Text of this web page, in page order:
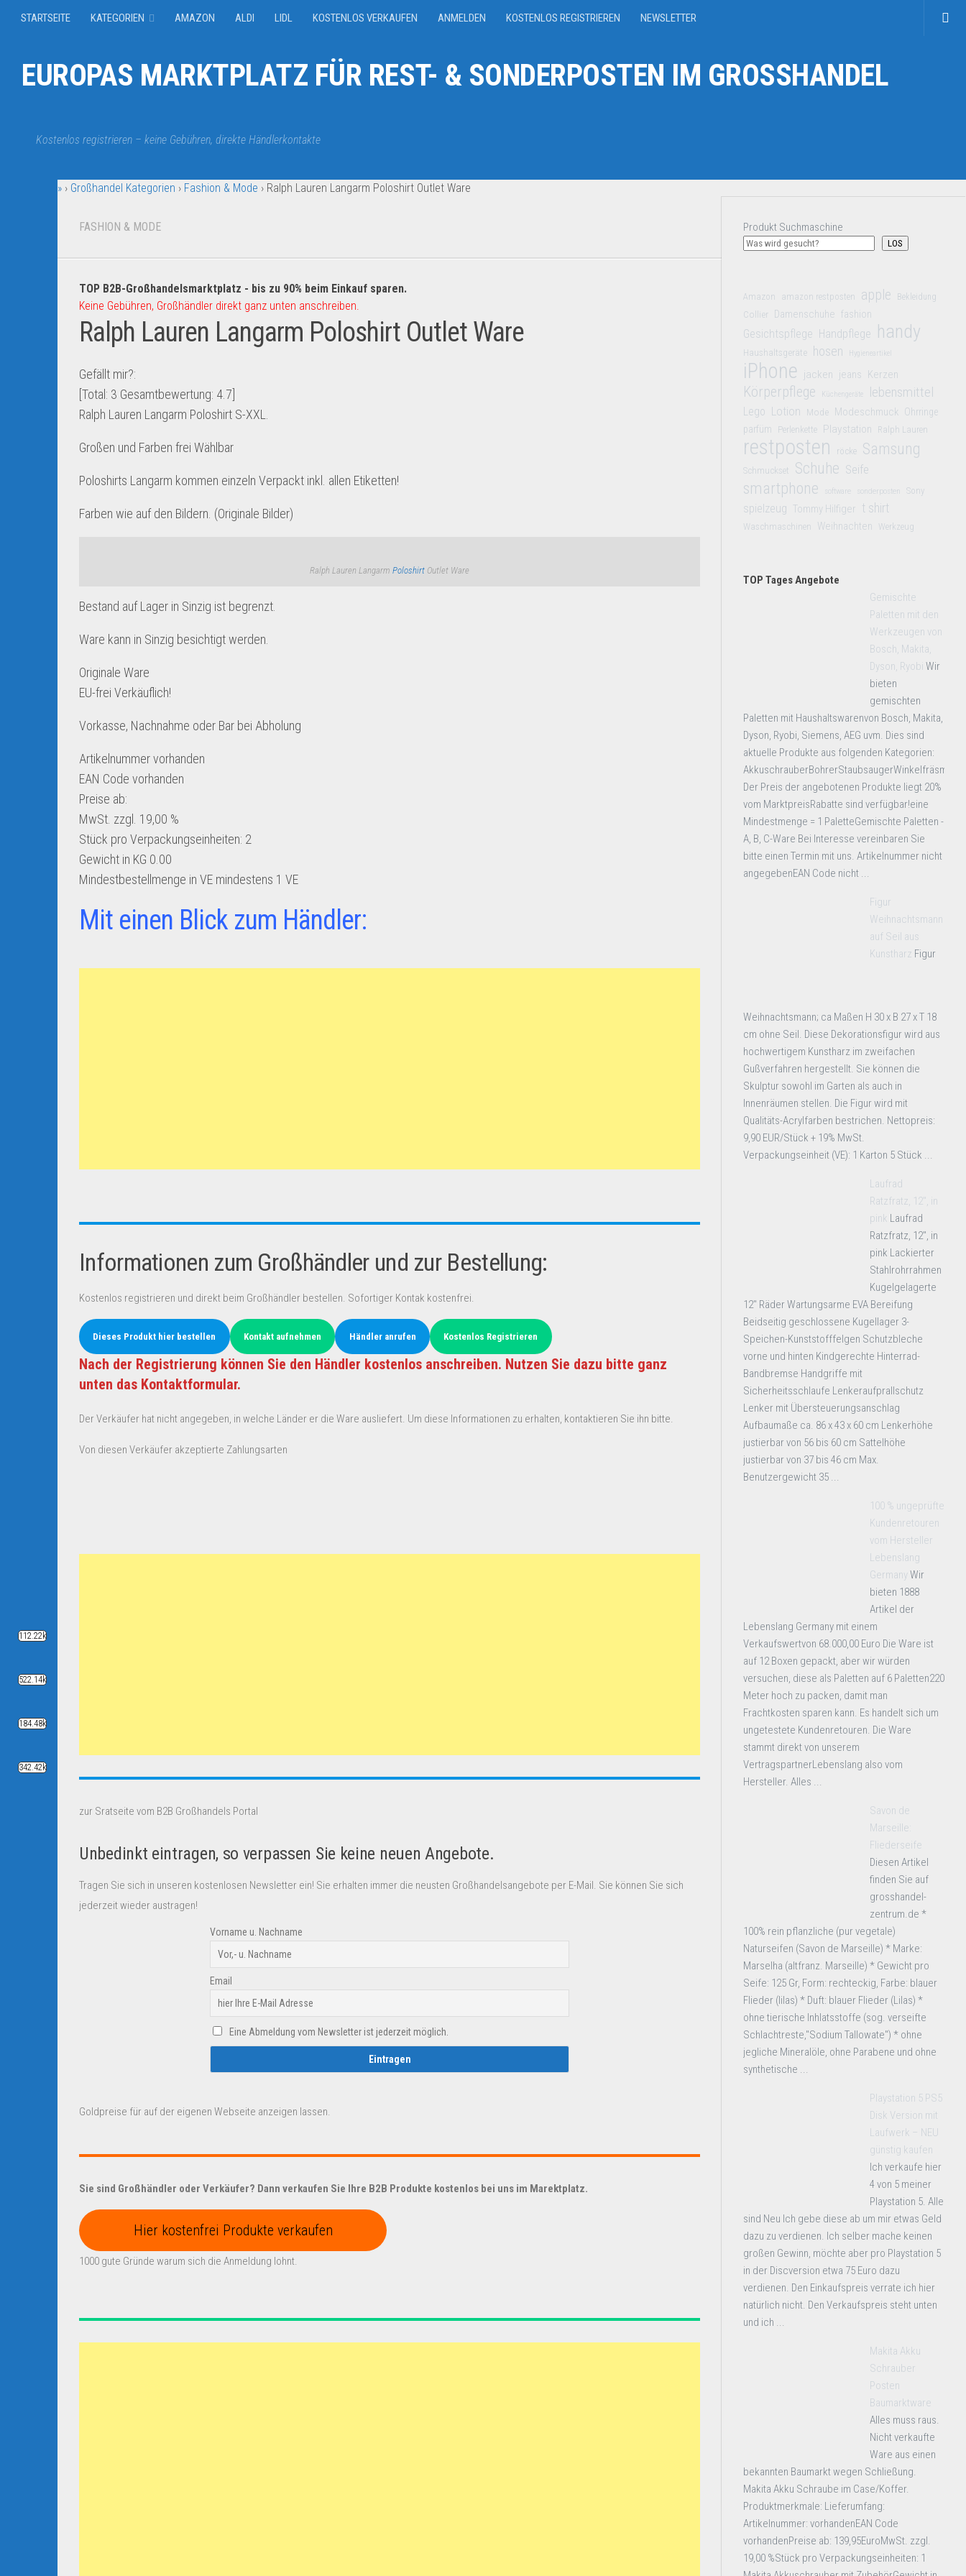
STARTSEITE KATEGORIEN AMAZON ALDI LIDL KOSTENLOS VERKAUFEN ANMELDEN KOSTENLOS REGISTRIEREN NEWSLETTER
EUROPAS MARKTPLATZ FÜR REST- & SONDERPOSTEN IM GROSSHANDEL
Kostenlos registrieren – keine Gebühren, direkte Händlerkontakte
» › Großhandel Kategorien › Fashion & Mode › Ralph Lauren Langarm Poloshirt Outlet Ware
FASHION & MODE
TOP B2B-Großhandelsmarktplatz - bis zu 90% beim Einkauf sparen.
Keine Gebühren, Großhändler direkt ganz unten anschreiben.
Ralph Lauren Langarm Poloshirt Outlet Ware
Gefällt mir?:
[Total: 3 Gesamtbewertung: 4.7
Ralph Lauren Langarm Poloshirt S-XXL.
Großen und Farben frei Wählbar
Poloshirts Langarm kommen einzeln Verpackt inkl. allen Etiketten!
Farben wie auf den Bildern. (Originale Bilder)
Ralph Lauren Langarm Poloshirt Outlet Ware
Bestand auf Lager in Sinzig ist begrenzt.
Ware kann in Sinzig besichtigt werden.
Originale Ware
EU-frei Verkäuflich!
Vorkasse, Nachnahme oder Bar bei Abholung
Artikelnummervorhanden
EAN Code vorhanden
Preise ab:
MwSt. zzgl. 19,00 %
Stück pro Verpackungseinheiten: 2
Gewicht in KG 0.00
Mindestbestellmenge in VE mindestens 1 VE
Mit einen Blick zum Händler:
Informationen zum Großhändler und zur Bestellung:
Kostenlos registrieren und direkt beim Großhändler bestellen. Sofortiger Kontak kostenfrei.
Dieses Produkt hier bestellen Kontakt aufnehmen Händler anrufen Kostenlos Registrieren
Nach der Registrierung können Sie den Händler kostenlos anschreiben. Nutzen Sie dazu bitte ganz
unten das Kontaktformular.
Der Verkäufer hat nicht angegeben, in welche Länder er die Ware ausliefert. Um diese Informationen zu erhalten, kontaktieren Sie ihn bitte.
Von diesen Verkäufer akzeptierte Zahlungsarten
zur Sratseite vom B2B Großhandels Portal
Unbedinkt eintragen, so verpassen Sie keine neuen Angebote.
Tragen Sie sich in unseren kostenlosen Newsletter ein! Sie erhalten immer die neusten Großhandelsangebote per E-Mail. Sie können Sie sich
jederzeit wieder austragen!
Vorname u. Nachname
Email
Eine Abmeldung vom Newsletter ist jederzeit möglich.
Goldpreise für auf der eigenen Webseite anzeigen lassen.
Sie sind Großhändler oder Verkäufer? Dann verkaufen Sie Ihre B2B Produkte kostenlos bei uns im Marektplatz.
Hier kostenfrei Produkte verkaufen
1000 gute Gründe warum sich die Anmeldung lohnt.
Produkt Suchmaschine
LOS
Amazon amazon restposten apple Bekleidung
Collier Damenschuhe fashion
Gesichtspflege Handpflege handy
Haushaltsgeräte hosen Hygieneartikel
iPhone jacken jeans Kerzen
Körperpflege Küchengeräte lebensmittel
Lego Lotion Mode Modeschmuck Ohrringe
parfüm
Perlenkette Playstation Ralph Lauren
restposten röcke Samsung
Schmuckset Schuhe Seife
smartphone software sonderposten Sony
spielzeug Tommy Hilfiger t shirt
Waschmaschinen Weihnachten Werkzeug
TOP Tages Angebote
Gemischte
Paletten mit den
Werkzeugen von
Bosch, Makita,
Dyson, Ryobi Wir
bieten
gemischten
Paletten mit Haushaltswarenvon Bosch, Makita,
Dyson, Ryobi, Siemens, AEG uvm. Dies sind
aktuelle Produkte aus folgenden Kategorien:
Der Preis der angebotenen Produkte liegt 20%
vom MarktpreisRabatte sind verfügbar!eine
Mindestmenge = 1 PaletteGemischte Paletten -
A, B, C-Ware Bei Interesse vereinbaren Sie
bitte einen Termin mit uns. Artikelnummer nicht
angegebenEAN Code nicht ...
Figur
Weihnachtsmann
auf Seil aus
Kunstharz Figur
Weihnachtsmann; ca Maßen H 30 x B 27 x T 18
cm ohne Seil. Diese Dekorationsfigur wird aus
hochwertigem Kunstharz im zweifachen
Gußverfahren hergestellt. Sie können die
Skulptur sowohl im Garten als auch in
Innenräumen stellen. Die Figur wird mit
Qualitäts-Acrylfarben bestrichen. Nettopreis:
9,90 EUR/Stück + 19% MwSt.
Verpackungseinheit (VE): 1 Karton 5 Stück ...
Laufrad
Ratzfratz, 12″, in
pink Laufrad
Ratzfratz, 12", in
pink Lackierter
Stahlrohrrahmen
Kugelgelagerte
12" Räder Wartungsarme EVA Bereifung
Beidseitig geschlossene Kugellager 3-
Speichen-Kunststofffelgen Schutzbleche
vorne und hinten Kindgerechte Hinterrad-
Bandbremse Handgriffe mit
Sicherheitsschlaufe Lenkeraufprallschutz
Lenker mit Übersteuerungsanschlag
Aufbaumaße ca. 86 x 43 x 60 cm Lenkerhöhe
justierbar von 56 bis 60 cm Sattelhöhe
justierbar von 37 bis 46 cm Max.
Benutzergewicht 35 ...
100 % ungeprüfte
Kundenretouren
vom Hersteller
Lebenslang
GermanyWir
bieten 1888
Artikel der
Lebenslang Germany mit einem
Verkaufswertvon 68.000,00 Euro Die Ware ist
auf 12 Boxen gepackt, aber wir würden
versuchen, diese als Paletten auf 6 Paletten220
Meter hoch zu packen, damit man
Frachtkosten sparen kann. Es handelt sich um
ungetestete Kundenretouren. Die Ware
stammt direkt von unserem
VertragspartnerLebenslang also vom
Hersteller. Alles ...
Savon de
Marseille:
Fliederseife
Diesen Artikel
finden Sie auf
grosshandel-
zentrum.de *
100% rein pflanzliche (pur vegetale)
Naturseifen (Savon de Marseille) * Marke:
Marselha (altfranz. Marseille) * Gewicht pro
Seife: 125 Gr, Form: rechteckig, Farbe: blauer
Flieder (lilas) * Duft: blauer Flieder (Lilas) *
ohne tierische Inhlatsstoffe (sog. verseifte
Schlachtreste,"Sodium Tallowate") * ohne
jegliche Mineralöle, ohne Parabene und ohne
synthetische ...
Playstation 5 PS5
Disk Version mit
Laufwerk – NEU
günstig kaufen
Ich verkaufe hier
4 von 5 meiner
Playstation 5. Alle
sind Neu Ich gebe diese ab um mir etwas Geld
dazu zu verdienen. Ich selber mache keinen
großen Gewinn, möchte aber pro Playstation 5
in der Discversion etwa 75 Euro dazu
verdienen. Den Einkaufspreis verrate ich hier
natürlich nicht. Den Verkaufspreis steht unten
und ich ...
Makita Akku
Schrauber
Posten
Baumarktware
Alles muss raus.
Nicht verkaufte
Ware aus einen
bekannten Baumarkt wegen Schließung.
Makita Akku Schraube im Case/Koffer.
Produktmerkmale: Lieferumfang:
Artikelnummer: vorhandenEAN Code
vorhandenPreise ab: 139,95EuroMwSt. zzgl.
19,00 %Stück pro Verpackungseinheiten: 1
112.22k
522.14k
184.48k
342.42k